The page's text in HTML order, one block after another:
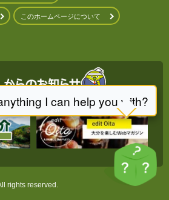
このホームページについて
rights reserved.